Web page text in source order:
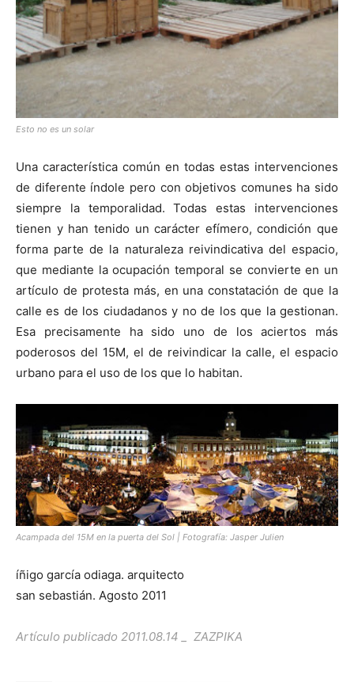
Esto no es un solar
Una característica común en todas estas intervenciones
de diferente índole pero con objetivos comunes ha sido
siempre la temporalidad. Todas estas intervenciones
tienen y han tenido un carácter efímero, condición que
forma parte de la naturaleza reivindicativa del espacio,
que mediante la ocupación temporal se convierte en un
artículo de protesta más, en una constatación de que la
calle es de los ciudadanos y no de los que la gestionan.
Esa precisamente ha sido uno de los aciertos más
poderosos del 15M, el de reivindicar la calle, el espacio
urbano para el uso de los que lo habitan.
Acampada del 15M en la puerta del Sol | Fotografía: Jasper Julien
íñigo garcía odiaga. arquitecto
san sebastián. Agosto 2011
Artículo publicado 2011.08.14 _ ZAZPIKA